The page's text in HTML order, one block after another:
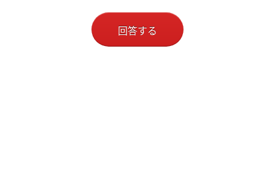
回答する